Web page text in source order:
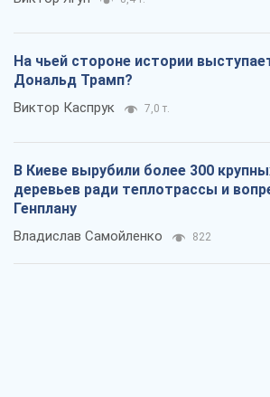
На чьей стороне истории
Дональд Трамп?
Виктор Каспрук 7,0 т.
В Киеве вырубили более 300
деревьев ради теплотрассы и
Генплану
Владислав Самойленко 822